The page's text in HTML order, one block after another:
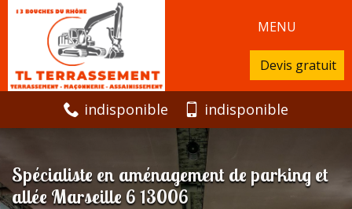
MENU
Devis gratuit
indisponible indisponible
Spécialiste en aménagement de parking et
allée Marseille 6 13006